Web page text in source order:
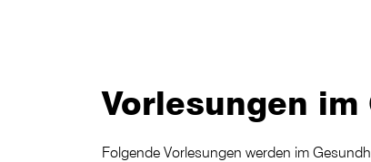
Vorlesungen
Folgende Vorlesungen werden im